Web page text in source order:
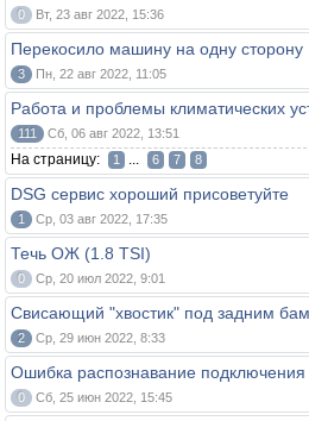
0 Вт, 23 авг 2022, 15:36
Перекосило машину на одну сторону
3 Пн, 22 авг 2022, 11:05
Работа и проблемы климатических
111 Сб, 06 авг 2022, 13:51
На страницу: 1 ... 6 7 8
DSG сервис хороший присоветуйте
1 Ср, 03 авг 2022, 17:35
Течь ОЖ (1.8 TSI)
0 Ср, 20 июл 2022, 9:01
Свисающий "хвостик" под задним
2 Ср, 29 июн 2022, 8:33
Ошибка распознавание
0 Сб, 25 июн 2022, 15:45